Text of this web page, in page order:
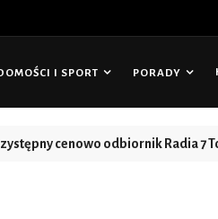
I SPORT PORADY
cenowo odbiornik Radia 7